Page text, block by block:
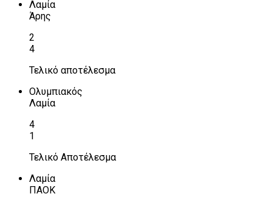
Λαμία
Άρης
2
4
Τελικό αποτέλεσμα
Ολυμπιακός
Λαμία
4
1
Τελικό Αποτέλεσμα
Λαμία
ΠΑΟΚ